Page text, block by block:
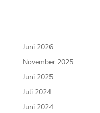
Juni 2026
November 2025
Juni 2025
Juli 2024
Juni 2024